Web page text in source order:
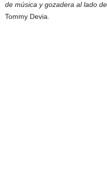
de música y gozadera al lado
Tommy Devia.